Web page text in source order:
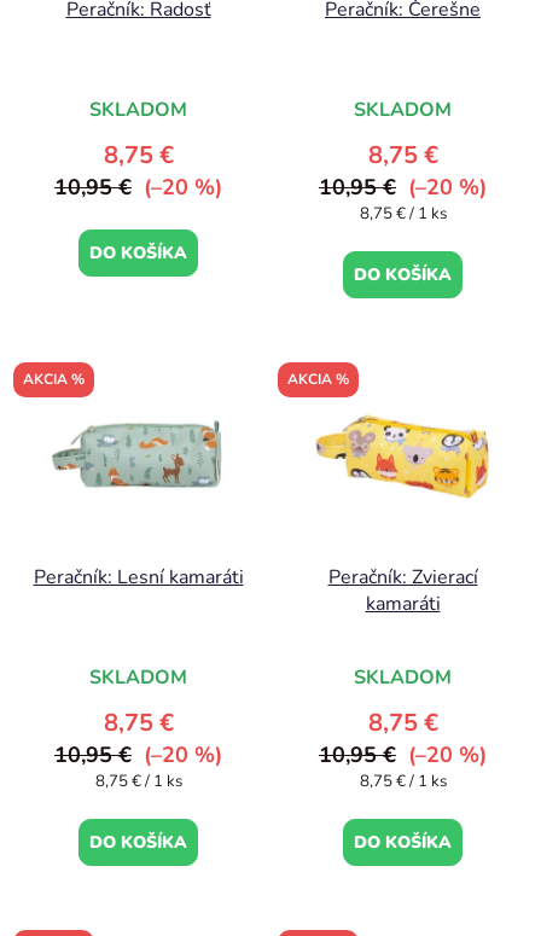
Peračník: Radosť
SKLADOM
8,75 €
10,95 € (–20 %)
DO KOŠÍKA
Peračník: Čerešne
SKLADOM
8,75 €
10,95 € (–20 %)
Jednotková
8,75 € / 1 ks
DO KOŠÍKA
AKCIA %
Peračník: Lesní kamaráti
SKLADOM
8,75 €
10,95 € (–20 %)
Jednotková
8,75 € / 1 ks
DO KOŠÍKA
AKCIA %
Peračník: Zvierací
kamaráti
SKLADOM
8,75 €
10,95 € (–20 %)
Jednotková
8,75 € / 1 ks
DO KOŠÍKA